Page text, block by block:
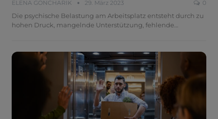
ELENA GONCHARIK 29. März 2023 0
Die psychische Belastung am Arbeitsplatz entsteht durch zu
hohen Druck, mangelnde Unterstützung, fehlende